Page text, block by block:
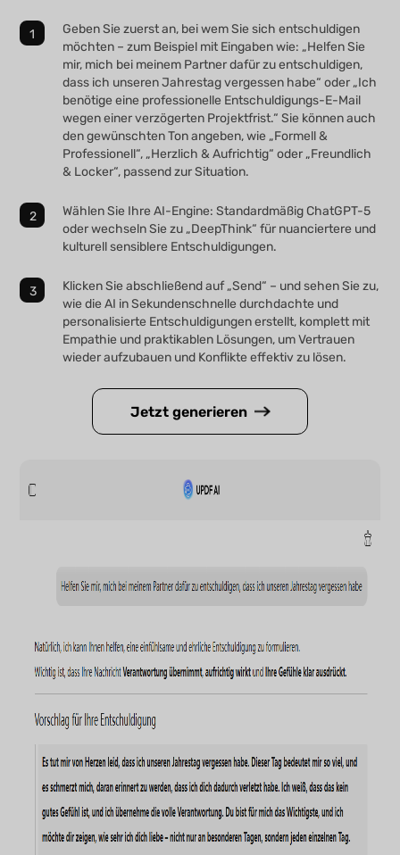
Geben Sie zuerst an, bei wem Sie sich entschuldigen
möchten – zum Beispiel mit Eingaben wie: „Helfen Sie
mir, mich bei meinem Partner dafür zu entschuldigen,
dass ich unseren Jahrestag vergessen habe“ oder „Ich
benötige eine professionelle Entschuldigungs-E-Mail
wegen einer verzögerten Projektfrist.“ Sie können auch
den gewünschten Ton angeben, wie „Formell &
Professionell“, „Herzlich & Aufrichtig“ oder „Freundlich
& Locker“, passend zur Situation.
Wählen Sie Ihre AI-Engine: Standardmäßig ChatGPT-5
oder wechseln Sie zu „DeepThink“ für nuanciertere und
kulturell sensiblere Entschuldigungen.
Klicken Sie abschließend auf „Send“ – und sehen Sie zu,
wie die AI in Sekundenschnelle durchdachte und
personalisierte Entschuldigungen erstellt, komplett mit
Empathie und praktikablen Lösungen, um Vertrauen
wieder aufzubauen und Konflikte effektiv zu lösen.
Jetzt generieren